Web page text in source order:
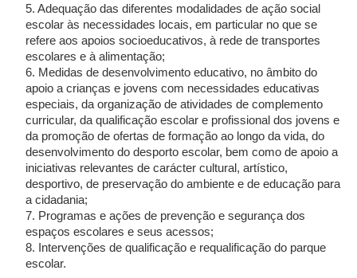
5. Adequação das diferentes modalidades de ação social
escolar às necessidades locais, em particular no que se
refere aos apoios socioeducativos, à rede de transportes
escolares e à alimentação;
6. Medidas de desenvolvimento educativo, no âmbito do
apoio a crianças e jovens com necessidades educativas
especiais, da organização de atividades de complemento
curricular, da qualificação escolar e profissional dos jovens e
da promoção de ofertas de formação ao longo da vida, do
desenvolvimento do desporto escolar, bem como de apoio a
iniciativas relevantes de carácter cultural, artístico,
desportivo, de preservação do ambiente e de educação para
a cidadania;
7. Programas e ações de prevenção e segurança dos
espaços escolares e seus acessos;
8. Intervenções de qualificação e requalificação do parque
escolar.